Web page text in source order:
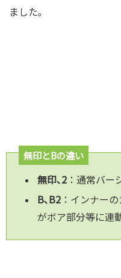
ました｡
無印とBの違い
無印､2 ：通常バー
B､B2 ：インナー
がボア部分等に連